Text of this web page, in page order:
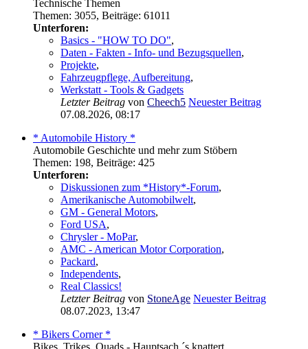
Technische Themen
Themen: 3055, Beiträge: 61011
Unterforen:
Basics - "HOW TO DO",
Daten - Fakten - Info- und Bezugsquellen,
Projekte,
Fahrzeugpflege, Aufbereitung,
Werkstatt - Tools & Gadgets
Letzter Beitrag von Cheech5 Neuester Beitrag
07.08.2026, 08:17
* Automobile History *
Automobile Geschichte und mehr zum Stöbern
Themen: 198, Beiträge: 425
Unterforen:
Diskussionen zum *History*-Forum,
Amerikanische Automobilwelt,
GM - General Motors,
Ford USA,
Chrysler - MoPar,
AMC - American Motor Corporation,
Packard,
Independents,
Real Classics!
Letzter Beitrag von StoneAge Neuester Beitrag
08.07.2023, 13:47
* Bikers Corner *
Bikes, Trikes, Quads - Hauptsach ´s knattert